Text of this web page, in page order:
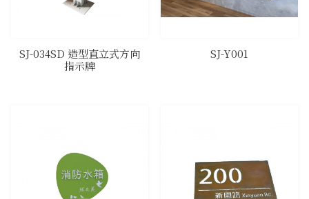
SJ-034SD 造型直立式方向
指示牌
SJ-Y001